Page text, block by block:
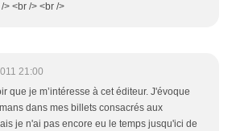
> <br /> <br />
21:00
que je m’intéresse à cet éditeur. J'évoque
dans mes billets consacrés aux
je n'ai pas encore eu le temps jusqu'ici de